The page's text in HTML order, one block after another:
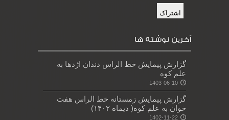
آخرین نوشته ها
گزارش پیمایش خط الراس دندان اژدها به
علم کوه
1403-06-10
گزارش پیمایش زمستانه خط الراس هفت
خوان به علم کوه( دیماه ۱۴۰۲)
1402-11-22